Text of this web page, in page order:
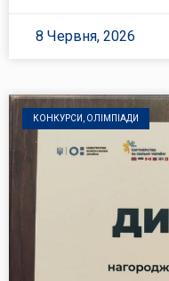
8 Червня, 2026
КОНКУРСИ, ОЛІМПІАДИ